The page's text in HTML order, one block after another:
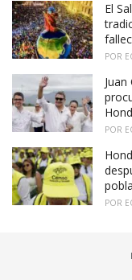
El
POR
POR
POR